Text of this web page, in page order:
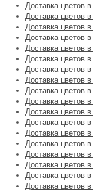
Доставка цветов
Доставка цветов
Доставка цветов
Доставка цветов
Доставка цветов
Доставка цветов
Доставка цветов
Доставка цветов
Доставка цветов
Доставка цветов
Доставка цветов
Доставка цветов
Доставка цветов
Доставка цветов
Доставка цветов в
Доставка цветов
Доставка цветов
Доставка цветов